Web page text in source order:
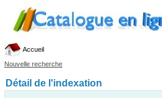
Accueil
Nouvelle recherche
Détail de l'indexation